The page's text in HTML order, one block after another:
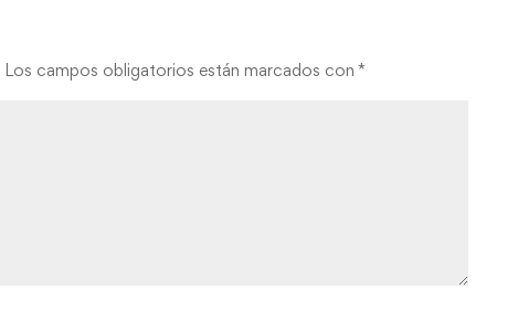
Los campos obligatorios están marcados con*